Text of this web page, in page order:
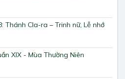
Thánh Cla-ra – Trinh nữ, Lễ nhớ
XIX - Mùa Thường Niên